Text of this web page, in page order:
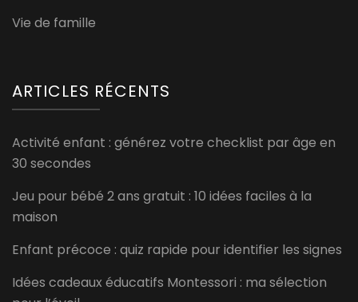
Vie de famille
ARTICLES RÉCENTS
Activité enfant : générez votre checklist par âge en
30 secondes
Jeu pour bébé 2 ans gratuit : 10 idées faciles à la
maison
Enfant précoce : quiz rapide pour identifier les signes
Idées cadeaux éducatifs Montessori : ma sélection